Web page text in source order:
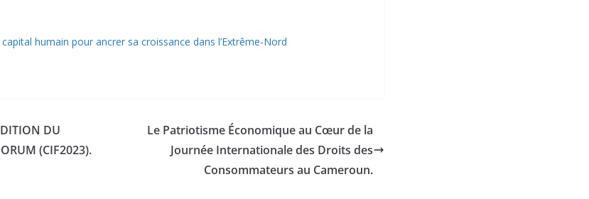
humain pour ancrer sa croissance dans l’Extrême-Nord
DU
(CIF2023).
Le Patriotisme Économique au Cœur de la
Journée Internationale des Droits des
Consommateurs au Cameroun.